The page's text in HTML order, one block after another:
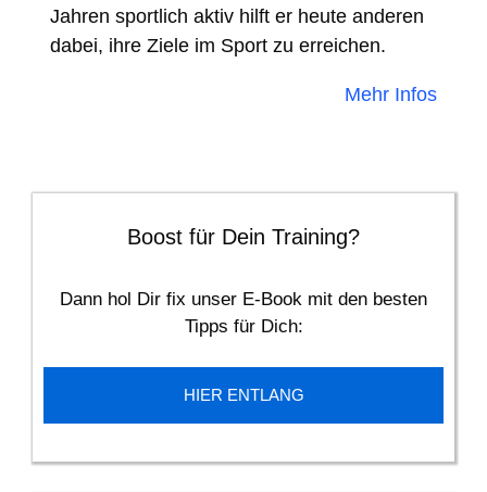
Jahren sportlich aktiv hilft er heute anderen
dabei, ihre Ziele im Sport zu erreichen.
Mehr Infos
Boost für Dein Training?
Dann hol Dir fix unser E-Book mit den besten
Tipps für Dich:
HIER ENTLANG